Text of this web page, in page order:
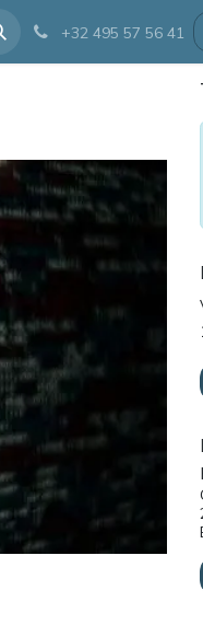
Contact+32 495 57 56 41